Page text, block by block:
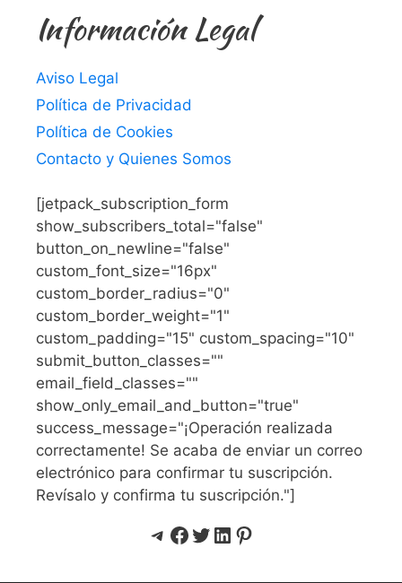
Información Legal
Aviso Legal
Política de Privacidad
Política de Cookies
Contacto y Quienes Somos
[jetpack_subscription_form
show_subscribers_total="false"
button_on_newline="false"
custom_font_size="16px"
custom_border_radius="0"
custom_border_weight="1"
custom_padding="15" custom_spacing="10"
submit_button_classes=""
email_field_classes=""
show_only_email_and_button="true"
success_message="¡Operación realizada
correctamente! Se acaba de enviar un correo
electrónico para confirmar tu suscripción.
Revísalo y confirma tu suscripción."]
Telegram
Facebook
Twitter
LinkedIn
Pinterest